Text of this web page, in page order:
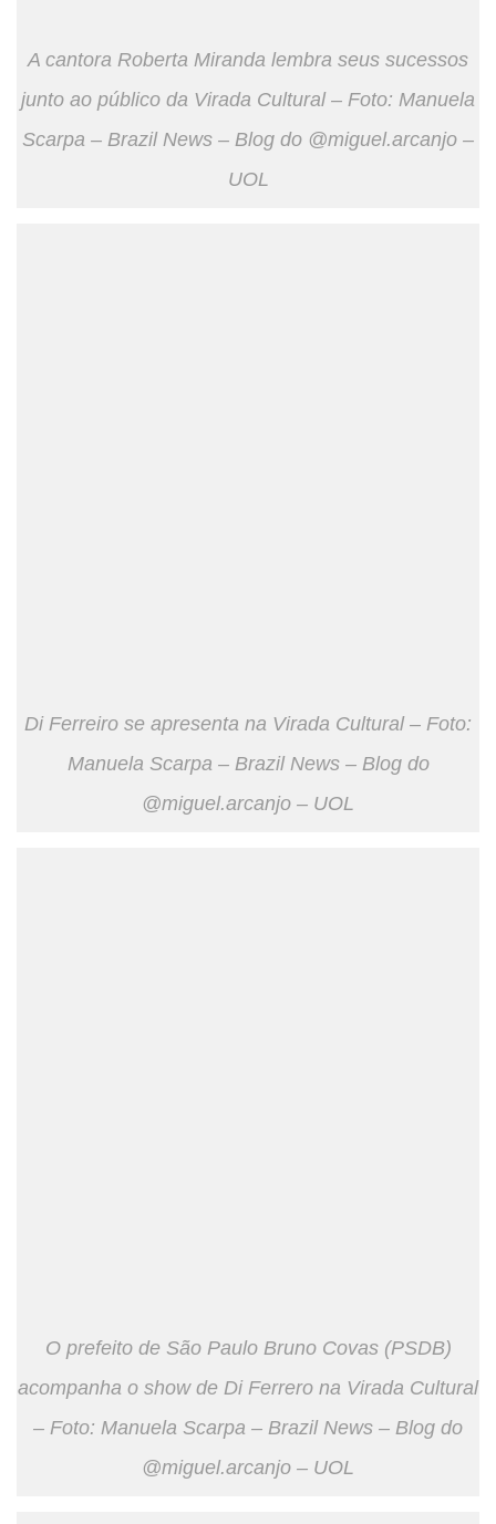
A cantora Roberta Miranda lembra seus sucessos
junto ao público da Virada Cultural – Foto: Manuela
Scarpa – Brazil News – Blog do @miguel.arcanjo –
UOL
Di Ferreiro se apresenta na Virada Cultural – Foto:
Manuela Scarpa – Brazil News – Blog do
@miguel.arcanjo – UOL
O prefeito de São Paulo Bruno Covas (PSDB)
acompanha o show de Di Ferrero na Virada Cultural
– Foto: Manuela Scarpa – Brazil News – Blog do
@miguel.arcanjo – UOL